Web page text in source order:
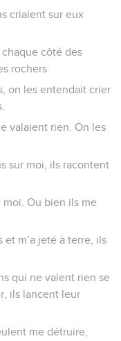
criaient sur eux
côté des
rochers.
on les entendait crier
valaient rien. On les
sur moi, ils racontent
moi. Ou bien ils me
et m’a jeté à terre, ils
qui ne valent rien se
ils lancent leur
me détruire,